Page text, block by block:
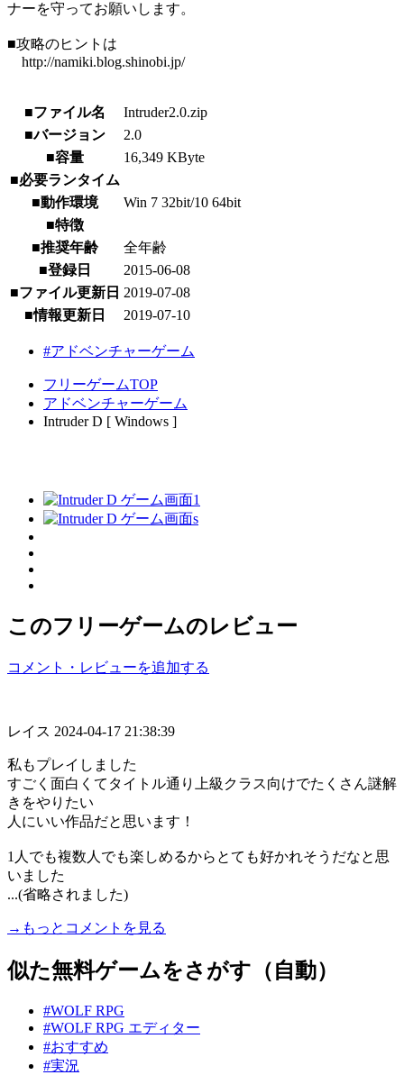
ナーを守ってお願いします。
■攻略のヒントは
http://namiki.blog.shinobi.jp/
■ファイル名
Intruder2.0.zip
■バージョン
2.0
■容量
16,349 KByte
■必要ランタイム
■動作環境
Win 7 32bit/10 64bit
■特徴
■推奨年齢
全年齢
■登録日
2015-06-08
■ファイル更新日 2019-07-08
■情報更新日
2019-07-10
#アドベンチャーゲーム
フリーゲームTOP
アドベンチャーゲーム
Intruder D [ Windows ]
このフリーゲームのレビュー
コメント・レビューを追加する
レイス 2024-04-17 21:38:39
私もプレイしました
すごく面白くてタイトル通り上級クラス向けでたくさん謎解
きをやりたい
人にいい作品だと思います！
1人でも複数人でも楽しめるからとても好かれそうだなと思
いました
...(省略されました)
→もっとコメントを見る
似た無料ゲームをさがす（自動）
#WOLF RPG
#WOLF RPG エディター
#おすすめ
#実況